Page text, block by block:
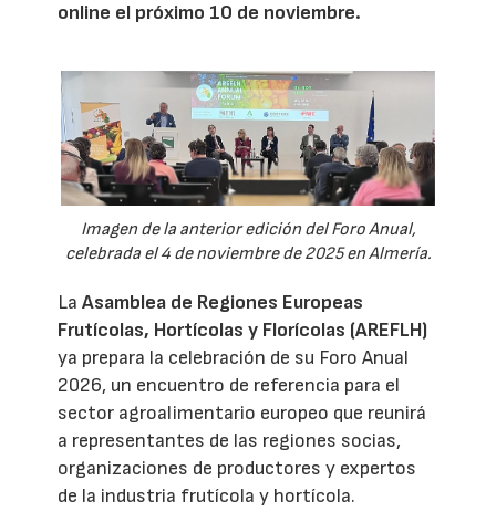
online el próximo 10 de noviembre.
Imagen de la anterior edición del Foro Anual,
celebrada el 4 de noviembre de 2025 en Almería.
LaAsamblea de Regiones Europeas
Frutícolas, Hortícolas y Florícolas (AREFLH)
ya prepara la celebración de su Foro Anual
2026, un encuentro de referencia para el
sector agroalimentario europeo que reunirá
a representantes de las regiones socias,
organizaciones de productores y expertos
de la industria frutícola y hortícola.